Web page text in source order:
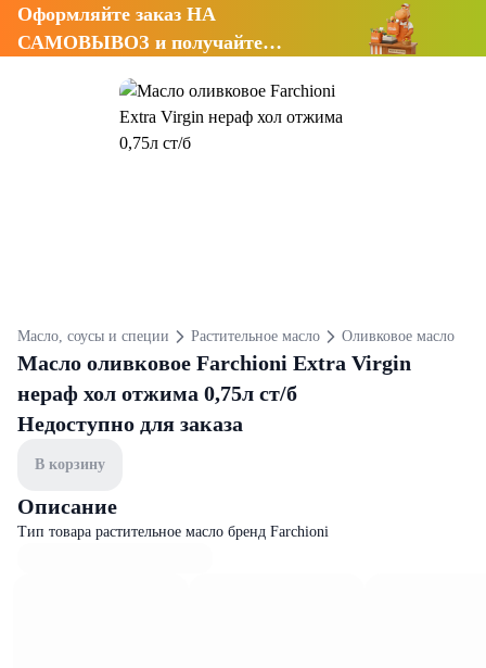
Оформляйте заказ НА
САМОВЫВОЗ и получайте
Масло, соусы и специи Растительное масло Оливковое масло
Масло оливковое Farchioni Extra Virgin
нераф хол отжима 0,75л ст/б
Недоступно для заказа
В корзину
Описание
Тип товара растительное масло бренд Farchioni